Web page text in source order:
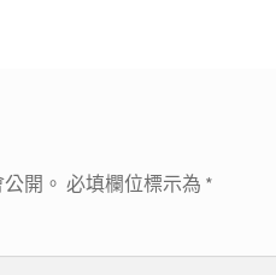
開。 必填欄位標示為 *